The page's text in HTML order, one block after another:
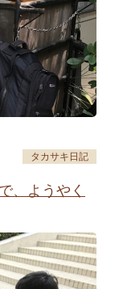
タカサキ日記
、ようやく